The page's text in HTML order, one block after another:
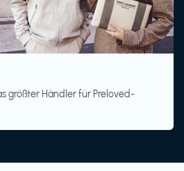
größter Händler für Preloved-